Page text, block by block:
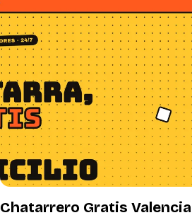
Chatarrero Gratis Valencia